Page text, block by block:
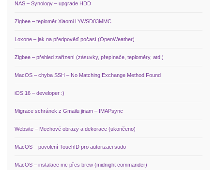
NAS – Synology – upgrade HDD
Zigbee – teploměr Xiaomi LYWSD03MMC
Loxone – jak na předpověď počasí (OpenWeather)
Zigbee – přehled zařízení (zásuvky, přepínače, teploměry, atd.)
MacOS – chyba SSH – No Matching Exchange Method Found
iOS 16 – developer :)
Migrace schránek z Gmailu jinam – IMAPsync
Website – Mechové obrazy a dekorace (ukončeno)
MacOS – povolení TouchID pro autorizaci sudo
MacOS – instalace mc přes brew (midnight commander)